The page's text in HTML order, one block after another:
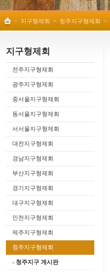
> 지구형제회 > 청주지구형제회 >
지구형제회
전주지구형제회
광주지구형제회
중서울지구형제회
동서울지구형제회
서서울지구형제회
대전지구형제회
경남지구형제회
부산지구형제회
경기지구형제회
대구지구형제회
인천지구형제회
제주지구형제회
청주지구형제회
- 청주지구 게시판